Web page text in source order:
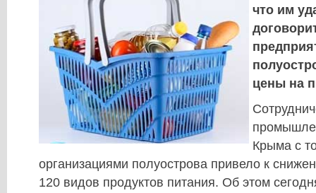
что им
цены на
Крыма с
организациями полуострова привело к
120 видов продуктов питания. Об этом